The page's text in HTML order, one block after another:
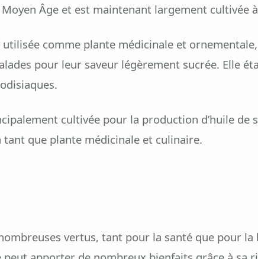
Âge et est maintenant largement cultivée
comme plante médicinale et
pour leur saveur légèrement sucrée. Elle
cultivée pour la production d’huile de
que plante médicinale et culinaire.
vertus, tant pour la santé que pour la